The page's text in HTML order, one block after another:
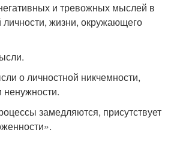
и тревожных мыслей в
жизни, окружающего
о личностной никчемности,
замедляются, присутствует